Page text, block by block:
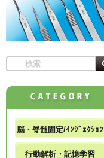
脳・脊髄固定/ｲﾝｼﾞｪｸｼｮﾝ
行動解析・記憶学習